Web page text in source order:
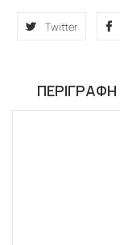
Twitter
ΠΕΡΙΓΡΑΦΉ